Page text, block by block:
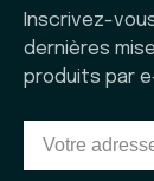
Inscrivez-
dernières
produits par